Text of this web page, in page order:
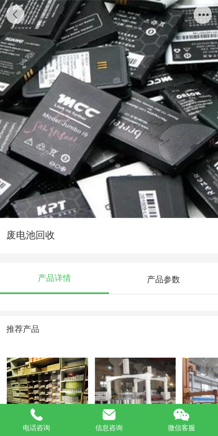
废电池回收
产品详情 产品参数
推荐产品
库存物料 平磨机 电镀设
电话咨询 信息咨询 微信客服